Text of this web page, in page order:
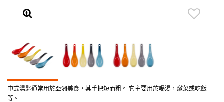
中式湯匙通常用於亞洲美食，其手把短而粗。 它主要用於喝湯，燉菜或吃飯
等。